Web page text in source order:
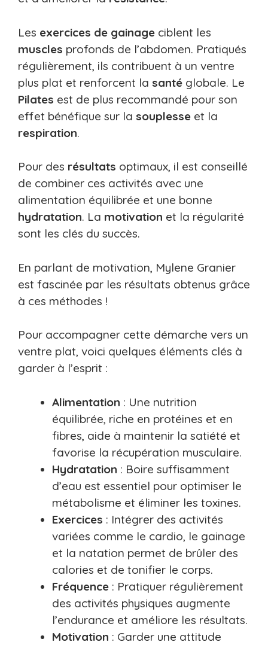
Les exercices de gainage ciblent les
muscles profonds de l’abdomen. Pratiqués
régulièrement, ils contribuent à un ventre
plus plat et renforcent la santé globale. Le
Pilates est de plus recommandé pour son
effet bénéfique sur la souplesse et la
respiration.
Pour des résultats optimaux, il est conseillé
de combiner ces activités avec une
alimentation équilibrée et une bonne
hydratation. La motivation et la régularité
sont les clés du succès.
En parlant de motivation, Mylene Granier
est fascinée par les résultats obtenus grâce
à ces méthodes !
Pour accompagner cette démarche vers un
ventre plat, voici quelques éléments clés à
garder à l’esprit :
Alimentation : Une nutrition
équilibrée, riche en protéines et en
fibres, aide à maintenir la satiété et
favorise la récupération musculaire.
Hydratation : Boire suffisamment
d’eau est essentiel pour optimiser le
métabolisme et éliminer les toxines.
Exercices : Intégrer des activités
variées comme le cardio, le gainage
et la natation permet de brûler des
calories et de tonifier le corps.
Fréquence : Pratiquer régulièrement
des activités physiques augmente
l’endurance et améliore les résultats.
Motivation : Garder une attitude